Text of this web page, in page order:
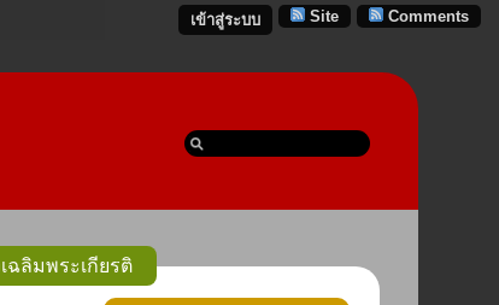
Comments
Site
เข้าสู่ระบบ
ลิมพระเกียรติ